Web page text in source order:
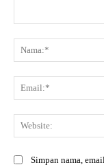
Simpan nama,